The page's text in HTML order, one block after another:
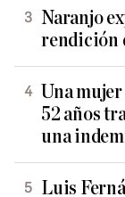
Naranjo
rendición
Una
52 años
una
Luis